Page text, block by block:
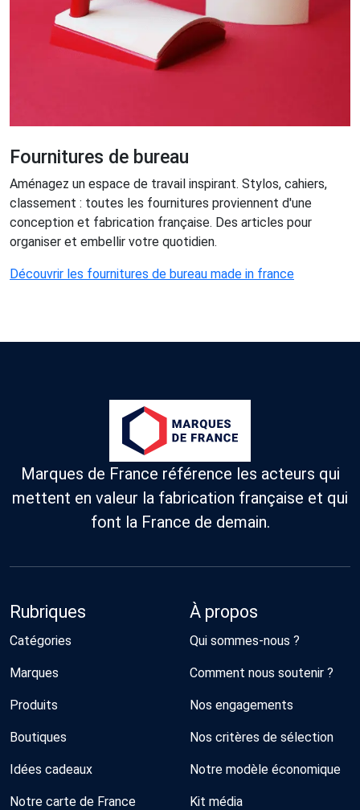
Fournitures de bureau
Aménagez un espace de travail inspirant. Stylos, cahiers,
classement : toutes les fournitures proviennent d'une
conception et fabrication française. Des articles pour
organiser et embellir votre quotidien.
Découvrir les fournitures de bureau made in france
Marques de France référence les acteurs qui
mettent en valeur la fabrication française et qui
font la France de demain.
Rubriques
Catégories
Marques
Produits
Boutiques
Idées cadeaux
Notre carte de France
À propos
Qui sommes-nous ?
Comment nous soutenir ?
Nos engagements
Nos critères de sélection
Notre modèle économique
Kit média